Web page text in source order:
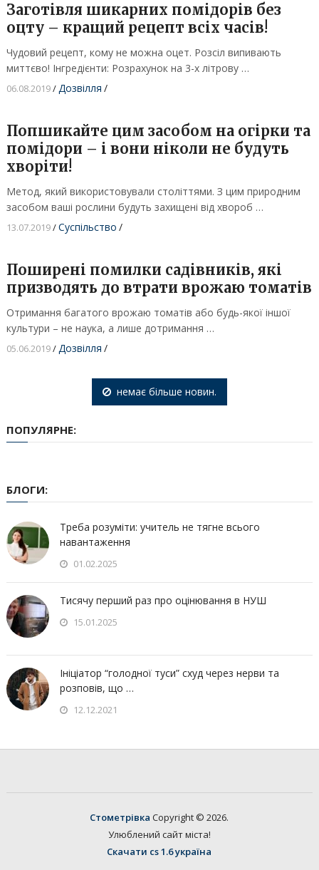
Заготівля шикарних помідорів без
оцту – кращий рецепт всіх часів!
Чудовий рецепт, кому не можна оцет. Розсіл випивають
миттєво! Інгредієнти: Розрахунок на 3-х літрову …
06.08.2019/Дозвілля /
Попшикайте цим засобом на огірки та
помідори – і вони ніколи не будуть
хворіти!
Метод, який використовували століттями. З цим природним
засобом ваші рослини будуть захищені від хвороб …
13.07.2019/Суспільство /
Поширені помилки садівників, які
призводять до втрати врожаю томатів
Отримання багатого врожаю томатів або будь-якої іншої
культури – не наука, а лише дотримання …
05.06.2019/Дозвілля /
немає більше новин.
ПОПУЛЯРНЕ:
БЛОГИ:
Треба розуміти: учитель не тягне всього
навантаження
01.02.2025
Тисячу перший раз про оцінювання в НУШ
15.01.2025
Ініціатор “голодної туси” схуд через нерви та
розповів, що …
12.12.2021
Стометрівка Copyright © 2026.
Улюблений сайт міста!
Скачати cs 1.6 україна